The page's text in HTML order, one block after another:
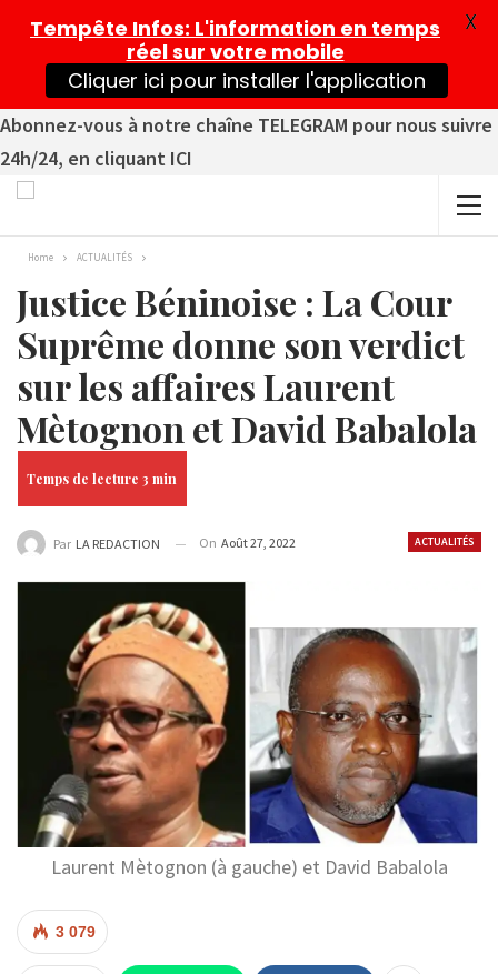
Abonnez-vous à notre chaîne TELEGRAM pour nous suivre
24h/24, en cliquant ICI
Home ACTUALITÉS
Justice Béninoise : La Cour
Suprême donne son verdict
sur les affaires Laurent
Mètognon et David Babalola
ACTUALITÉS
Par LA REDACTION On Août 27, 2022
Laurent Mètognon (à gauche) et David Babalola
3 079
Tempête Infos: L'information en temps
réel sur votre mobile
Cliquer ici pour installer l'application
X